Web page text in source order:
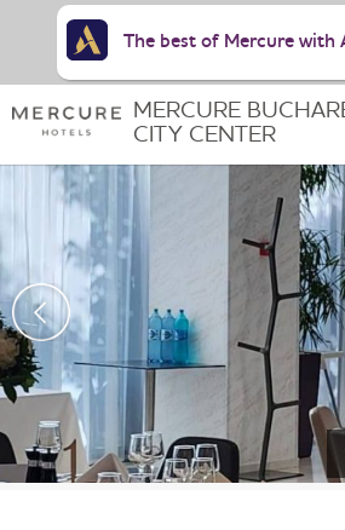
MERCURE
CITY CENTER
The best of Mercure with